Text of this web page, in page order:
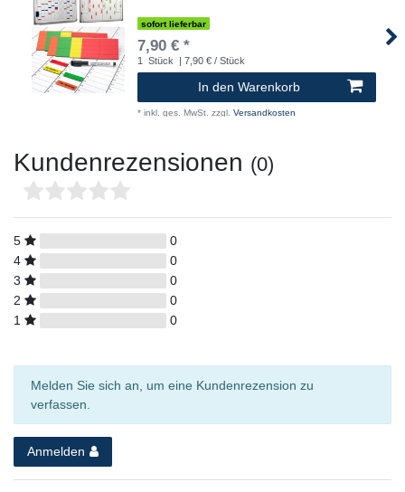
sofort lieferbar
7,90 € *
1 Stück | 7,90 € / Stück
In den Warenkorb
* inkl. ges. MwSt. zzgl. Versandkosten
Kundenrezensionen (0)
5
0
4
0
3
0
2
0
1
0
Melden Sie sich an, um eine Kundenrezension zu
verfassen.
Anmelden